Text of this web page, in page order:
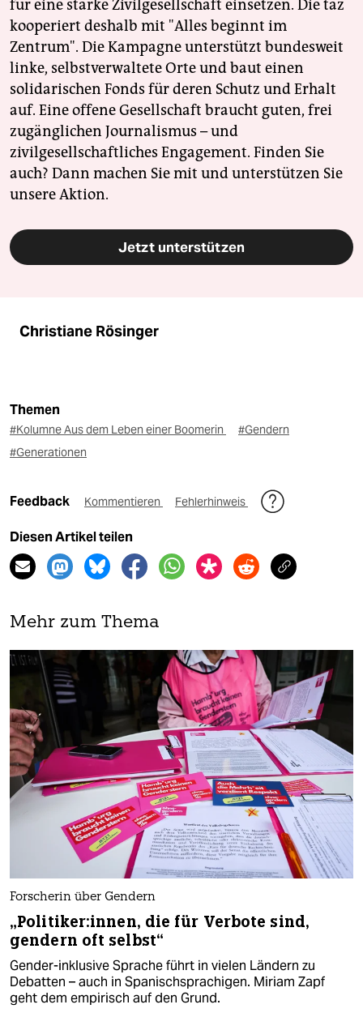
für eine starke Zivilgesellschaft einsetzen. Die taz
kooperiert deshalb mit "Alles beginnt im
Zentrum". Die Kampagne unterstützt bundesweit
linke, selbstverwaltete Orte und baut einen
solidarischen Fonds für deren Schutz und Erhalt
auf. Eine offene Gesellschaft braucht guten, frei
zugänglichen Journalismus – und
zivilgesellschaftliches Engagement. Finden Sie
auch? Dann machen Sie mit und unterstützen Sie
unsere Aktion.
Jetzt unterstützen
Christiane Rösinger
Themen
#Kolumne Aus dem Leben einer Boomerin
#Gendern
#Generationen
Feedback Kommentieren Fehlerhinweis
Diesen Artikel teilen
Mehr zum Thema
Forscherin über Gendern
„Politiker:innen, die für Verbote sind,
gendern oft selbst“
Gender-inklusive Sprache führt in vielen Ländern zu
Debatten – auch in Spanischsprachigen. Miriam Zapf
geht dem empirisch auf den Grund.